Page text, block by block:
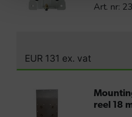
Art. nr:
EUR 131 ex. vat
reel 18